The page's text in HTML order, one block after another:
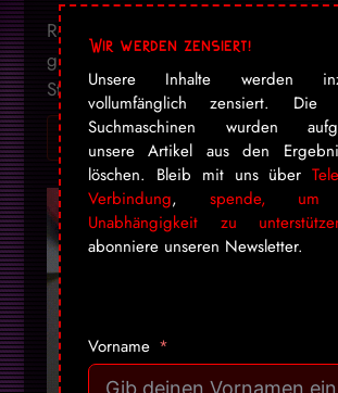
Rein op­tisch sieht der Ocean Table
grossartig aus – leider kostet der
Stan­ge Geld. Youtube Nutzer Bob ...
Ich will mehr! Gib mir
Wir werden zensiert!
Unsere Inhalte werden
vollumfänglich zensiert. Die
Suchmaschinen wurden
unsere Artikel aus den
löschen. Bleib mit uns über
Verbindung, spende, um
Unabhängigkeit zu
abonniere unseren Newsletter.
Vorname